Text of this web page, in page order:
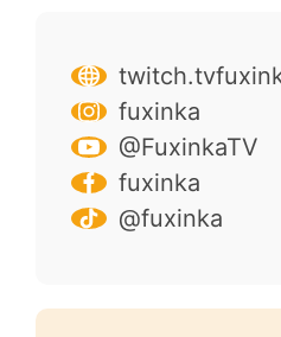
fuxinka
@FuxinkaTV
fuxinka
@fuxinka